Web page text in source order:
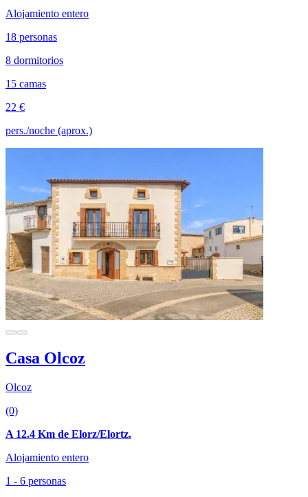
Alojamiento entero
18 personas
8 dormitorios
15 camas
22 €
pers./noche (aprox.)
Casa Olcoz
Olcoz
(0)
A 12.4 Km de Elorz/Elortz.
Alojamiento entero
1 - 6 personas